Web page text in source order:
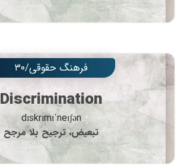
فرهنگ حقوقی/۳۰
Discrimination
dɪskrɪmɪˈneɪʃən
تبعیض، ترجیح بلا مرجح